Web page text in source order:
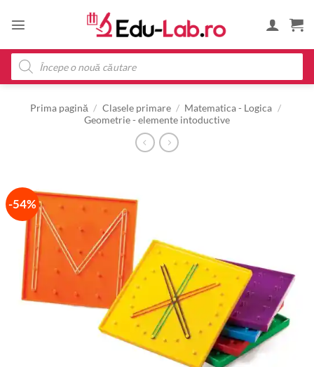
Products
search
Prima pagină / Clasele primare / Matematica - Logica /
Geometrie - elemente intoductive
-54%